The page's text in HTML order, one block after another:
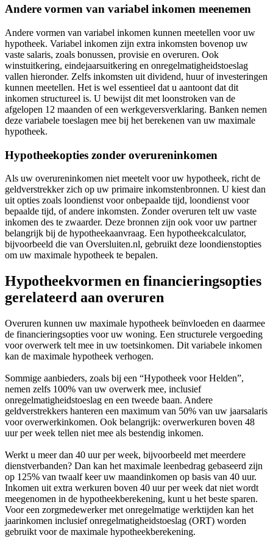
Andere vormen van variabel inkomen meenemen
Andere vormen van variabel inkomen kunnen meetellen voor uw
hypotheek. Variabel inkomen zijn extra inkomsten bovenop uw
vaste salaris, zoals bonussen, provisie en overuren. Ook
winstuitkering, eindejaarsuitkering en onregelmatigheidstoeslag
vallen hieronder. Zelfs inkomsten uit dividend, huur of investeringen
kunnen meetellen. Het is wel essentieel dat u aantoont dat dit
inkomen structureel is. U bewijst dit met loonstroken van de
afgelopen 12 maanden of een werkgeversverklaring. Banken nemen
deze variabele toeslagen mee bij het berekenen van uw maximale
hypotheek.
Hypotheekopties zonder overureninkomen
Als uw overureninkomen niet meetelt voor uw hypotheek, richt de
geldverstrekker zich op uw primaire inkomstenbronnen. U kiest dan
uit opties zoals loondienst voor onbepaalde tijd, loondienst voor
bepaalde tijd, of andere inkomsten. Zonder overuren telt uw vaste
inkomen des te zwaarder. Deze bronnen zijn ook voor uw partner
belangrijk bij de hypotheekaanvraag. Een hypotheekcalculator,
bijvoorbeeld die van Oversluiten.nl, gebruikt deze loondienstopties
om uw maximale hypotheek te bepalen.
Hypotheekvormen en financieringsopties
gerelateerd aan overuren
Overuren kunnen uw maximale hypotheek beïnvloeden en daarmee
de financieringsopties voor uw woning. Een structurele vergoeding
voor overwerk telt mee in uw toetsinkomen. Dit variabele inkomen
kan de maximale hypotheek verhogen.
Sommige aanbieders, zoals bij een “Hypotheek voor Helden”,
nemen zelfs 100% van uw overwerk mee, inclusief
onregelmatigheidstoeslag en een tweede baan. Andere
geldverstrekkers hanteren een maximum van 50% van uw jaarsalaris
voor overwerkinkomen. Ook belangrijk: overwerkuren boven 48
uur per week tellen niet mee als bestendig inkomen.
Werkt u meer dan 40 uur per week, bijvoorbeeld met meerdere
dienstverbanden? Dan kan het maximale leenbedrag gebaseerd zijn
op 125% van twaalf keer uw maandinkomen op basis van 40 uur.
Inkomen uit extra werkuren boven 40 uur per week dat niet wordt
meegenomen in de hypotheekberekening, kunt u het beste sparen.
Voor een zorgmedewerker met onregelmatige werktijden kan het
jaarinkomen inclusief onregelmatigheidstoeslag (ORT) worden
gebruikt voor de maximale hypotheekberekening.